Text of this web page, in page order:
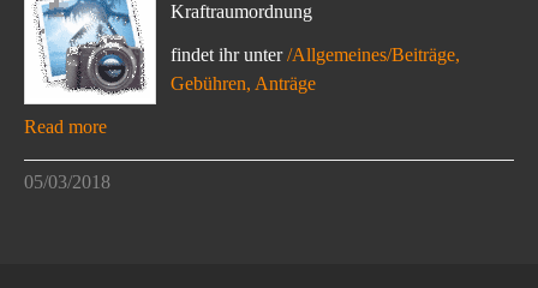
Kraftraumordnung
findet ihr unter/Allgemeines/Beiträge,
Gebühren, Anträge
Read more
05/03/2018